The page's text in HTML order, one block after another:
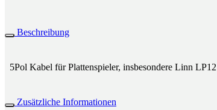
Beschreibung
5Pol Kabel für Plattenspieler, insbesondere Linn LP12
Zusätzliche Informationen